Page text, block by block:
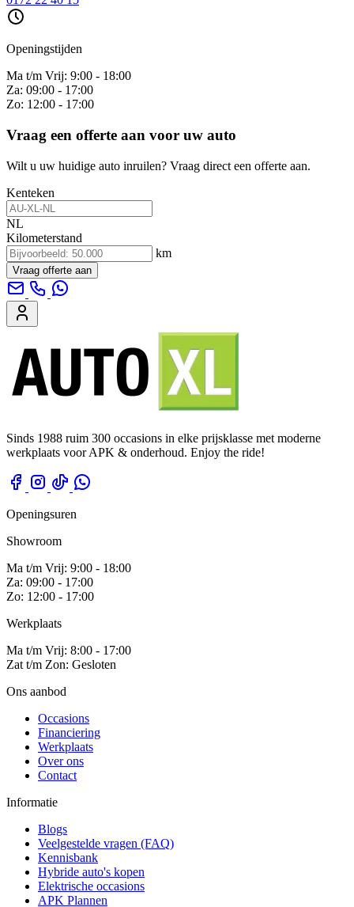
Openingstijden
Ma t/m Vrij: 9:00 - 18:00
Za: 09:00 - 17:00
Zo: 12:00 - 17:00
Vraag een offerte aan voor uw auto
Wilt u uw huidige auto inruilen? Vraag direct een offerte aan.
Kenteken
NL
Kilometerstand
km
Vraag offerte aan
Sinds 1988 ruim 300 occasions in elke prijsklasse met moderne
werkplaats voor APK & onderhoud. Enjoy the ride!
Openingsuren
Showroom
Ma t/m Vrij: 9:00 - 18:00
Za: 09:00 - 17:00
Zo: 12:00 - 17:00
Werkplaats
Ma t/m Vrij: 8:00 - 17:00
Zat t/m Zon: Gesloten
Ons aanbod
Occasions
Financiering
Werkplaats
Over ons
Contact
Informatie
Blogs
Veelgestelde vragen (FAQ)
Kennisbank
Hybride auto's kopen
Elektrische occasions
APK Plannen